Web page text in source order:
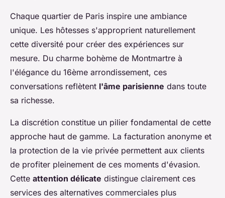
Chaque quartier de Paris inspire une ambiance
unique. Les hôtesses s'approprient naturellement
cette diversité pour créer des expériences sur
mesure. Du charme bohème de Montmartre à
l'élégance du 16ème arrondissement, ces
conversations reflètent l'âme parisienne dans toute
sa richesse.
La discrétion constitue un pilier fondamental de cette
approche haut de gamme. La facturation anonyme et
la protection de la vie privée permettent aux clients
de profiter pleinement de ces moments d'évasion.
Cette attention délicate distingue clairement ces
services des alternatives commerciales plus